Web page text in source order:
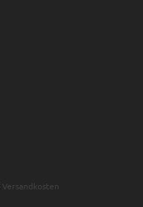
Versandkosten